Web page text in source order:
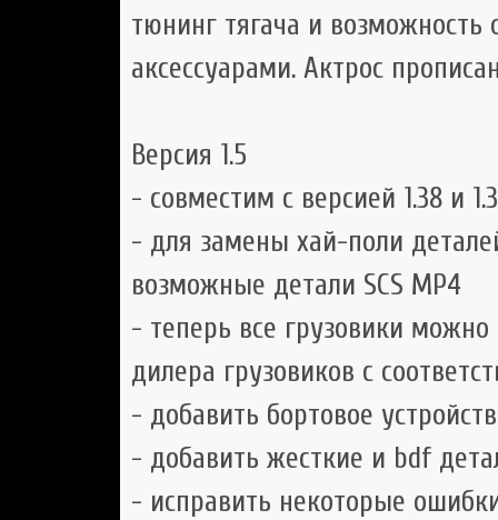
тюнинг тягача и
аксессуарами. Актрос
Версия 1.5
- совместим с версией 1.38 и
- для замены хай-поли
возможные детали SCS MP4
- теперь все грузовики
дилера грузовиков с
- добавить бортовое
- добавить жесткие и bdf
- исправить некоторые